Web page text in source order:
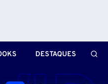
DESTAQUES